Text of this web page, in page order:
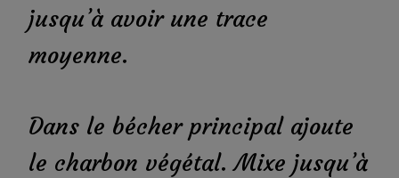
jusqu’à avoir une trace
moyenne.
Dans le bécher principal ajoute
le charbon végétal. Mixe jusqu’à